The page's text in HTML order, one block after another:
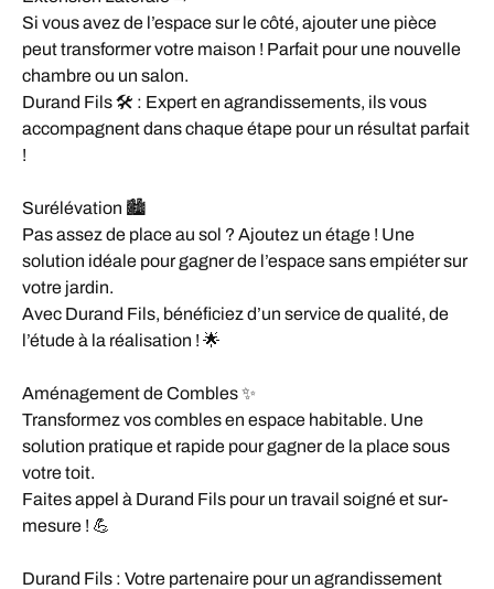
Si vous avez de l’espace sur le côté, ajouter une pièce
peut transformer votre maison ! Parfait pour une nouvelle
chambre ou un salon.
Durand Fils 🛠️ : Expert en agrandissements, ils vous
accompagnent dans chaque étape pour un résultat parfait
!
Surélévation 🏙️
Pas assez de place au sol ? Ajoutez un étage ! Une
solution idéale pour gagner de l’espace sans empiéter sur
votre jardin.
Avec Durand Fils, bénéficiez d’un service de qualité, de
l’étude à la réalisation ! 🌟
Aménagement de Combles ✨
Transformez vos combles en espace habitable. Une
solution pratique et rapide pour gagner de la place sous
votre toit.
Faites appel à Durand Fils pour un travail soigné et sur-
mesure ! 💪
Durand Fils : Votre partenaire pour un agrandissement